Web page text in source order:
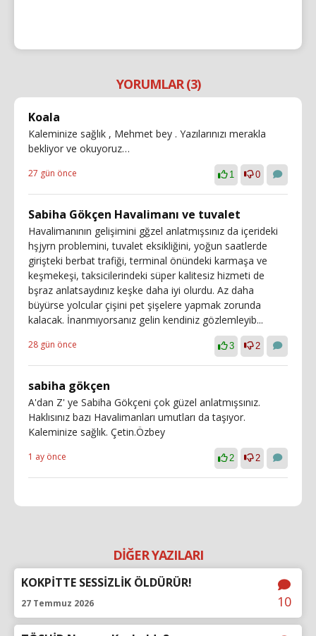
YORUMLAR (3)
Koala
Kaleminize sağlık , Mehmet bey . Yazılarınızı merakla
bekliyor ve okuyoruz…
27 gün önce 1 0
Sabiha Gökçen Havalimanı ve tuvalet
Havalimanının gelişimini gğzel anlatmışsınız da içerideki
hşjyrn problemini, tuvalet eksikliğini, yoğun saatlerde
girişteki berbat trafiği, terminal önündeki karmaşa ve
keşmekeşi, taksicilerindeki süper kalitesiz hizmeti de
bşraz anlatsaydınız keşke daha iyi olurdu. Az daha
büyürse yolcular çişini pet şişelere yapmak zorunda
kalacak. İnanmıyorsanız gelin kendiniz gözlemleyib...
28 gün önce 3 2
sabiha gökçen
A'dan Z' ye Sabiha Gökçeni çok güzel anlatmışsınız.
Haklısınız bazı Havalimanları umutları da taşıyor.
Kaleminize sağlık. Çetin.Özbey
1 ay önce 2 2
DİĞER YAZILARI
KOKPİTTE SESSİZLİK ÖLDÜRÜR!
27 Temmuz 2026 10